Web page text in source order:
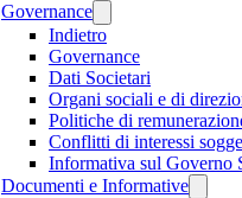
Governance
Indietro
Governance
Dati Societari
Organi sociali e di
Politiche di
Conflitti di interessi
Informativa sul Governo
Documenti e Informative